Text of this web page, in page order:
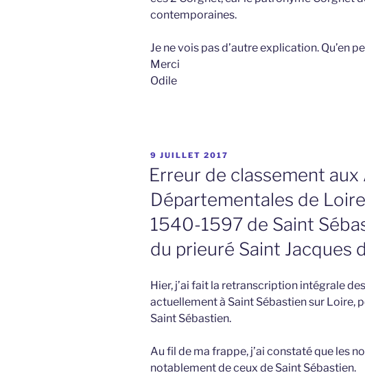
contemporaines.
Je ne vois pas d’autre explication. Qu’en
Merci
Odile
PUBLIÉ
LE
9 JUILLET 2017
Erreur de classement aux
Départementales de
1540-1597 de Saint
du prieuré Saint Jacques
Hier, j’ai fait la retranscription intégrale
actuellement à Saint Sébastien sur Loire,
Saint Sébastien.
Au fil de ma frappe, j’ai constaté que les
notablement de ceux de Saint Sébastien.